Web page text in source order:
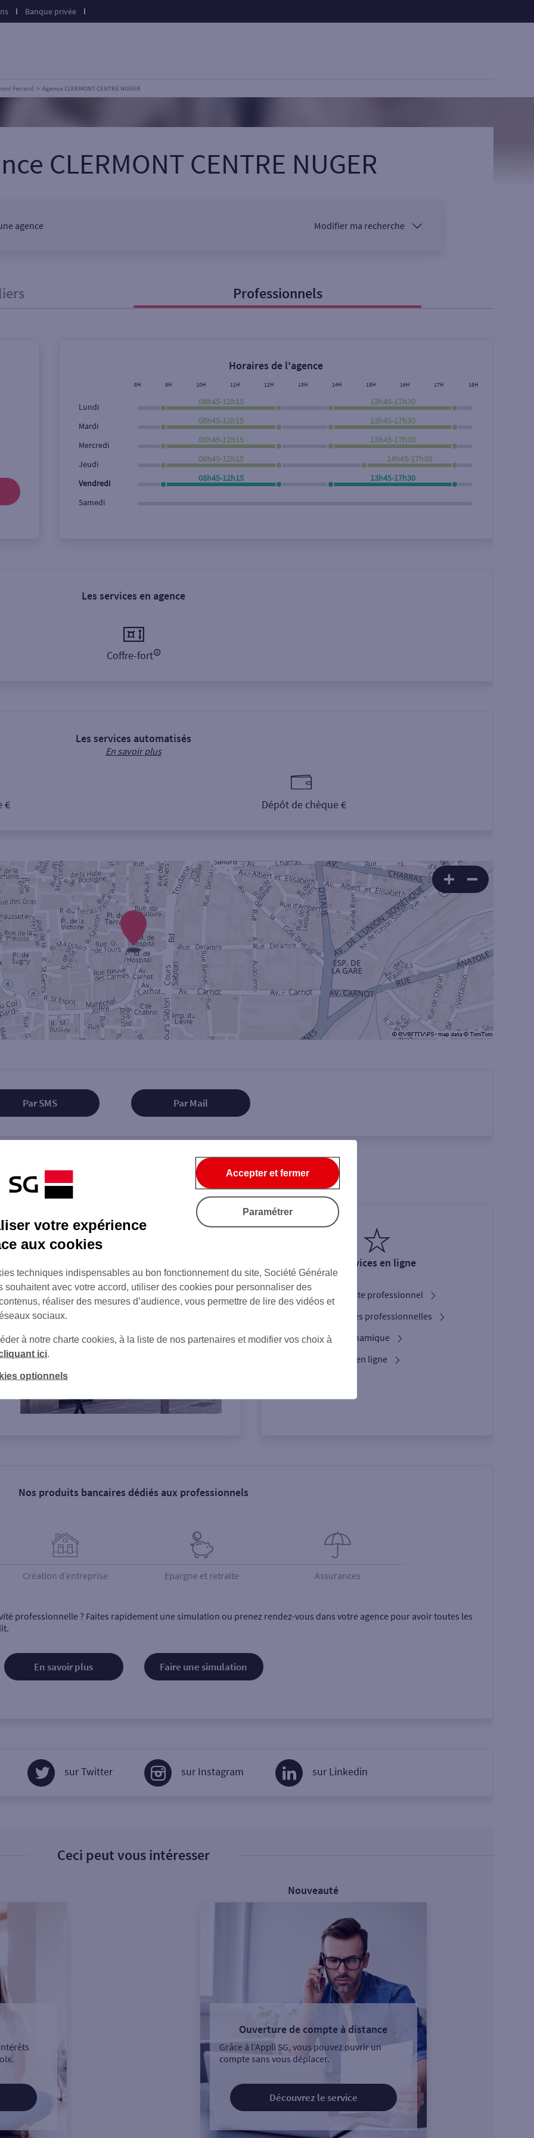
Banque privée
Ferrand Agence CLERMONT CENTRE NUGER
CLERMONT CENTRE NUGER
agence Modifier ma recherche
Ouverte le lundi Coffre-fort
Rue Rechercher
Professionnels
Horaires de l'agence
8H 9H 10H 11H 12H 13H 14H 15H 16H 17H 18H
Lundi
08h45-12h15 13h45-17h30
Mardi
08h45-12h15 13h45-17h30
Mercredi
08h45-12h15 13h45-17h30
Jeudi
08h45-12h15 14h45-17h30
Vendredi
08h45-12h15 13h45-17h30
Samedi
Les services en agence
Coffre-fort
Les services automatisés
En savoir plus
€ Dépôt de chèque €
Par SMS Par Mail
Tout ce qu'il faut savoir...
Services en ligne
Ouverture de compte professionnel
Nos cartes bancaires professionnelles
L'option Crypto Dynamique
Services bancaires en ligne
Nos produits bancaires dédiés aux professionnels
professionnelle ? Faites rapidement une simulation ou prenez rendez-vous dans votre agence pour avoir toutes les
En savoir plus Faire une simulation
Création d’entreprise Epargne et retraite Assurances
sur Twitter sur Instagram sur Linkedin
Ceci peut vous intéresser
Nouveauté
Ouverture de compte à distance
Grâce à l’Appli SG, vous pouvez ouvrir un
compte sans vous déplacer.
Découvrez le service
votre expérience
aux cookies
techniques indispensables au bon fonctionnement du site, Société Générale
souhaitent avec votre accord, utiliser des cookies pour personnaliser des
réaliser des mesures d’audience, vous permettre de lire des vidéos et
sociaux.
à notre charte cookies, à la liste de nos partenaires et modifier vos choix à
ici
optionnels
Accepter et fermer
Paramétrer